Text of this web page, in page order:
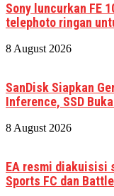
Sony luncurkan FE
telephoto ringan
8 August 2026
SanDisk Siapkan
Inference, SSD
8 August 2026
EA resmi diakuisisi
Sports FC dan